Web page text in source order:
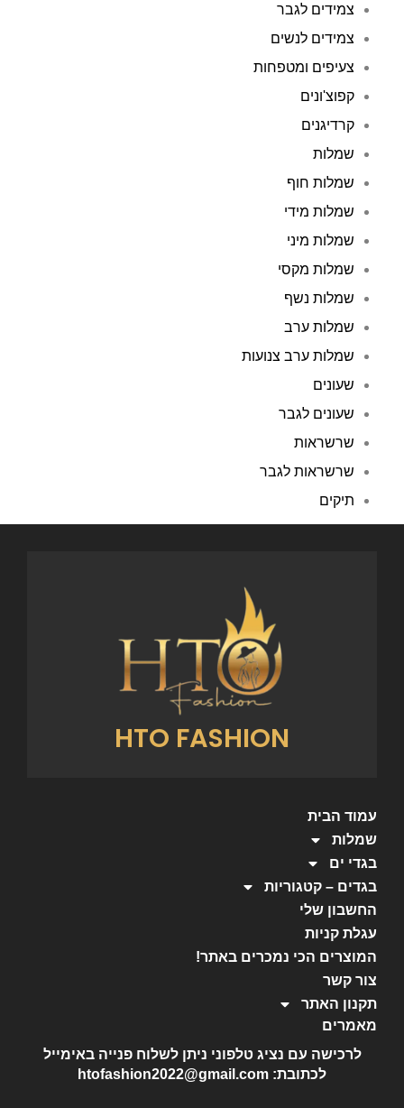
צמידים לגבר
צמידים לנשים
צעיפים ומטפחות
קפוצ'ונים
קרדיגנים
שמלות
שמלות חוף
שמלות מידי
שמלות מיני
שמלות מקסי
שמלות נשף
שמלות ערב
שמלות ערב צנועות
שעונים
שעונים לגבר
שרשראות
שרשראות לגבר
תיקים
HTO FASHION
עמוד הבית
שמלות
בגדי ים
בגדים – קטגוריות
החשבון שלי
עגלת קניות
המוצרים הכי נמכרים באתר!
צור קשר
תקנון האתר
מאמרים
לרכישה עם נציג טלפוני ניתן לשלוח פנייה באימייל
לכתובת: htofashion2022@gmail.com